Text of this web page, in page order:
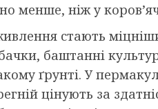
менше, ніж у
стають
баштанні
ґрунті. У
цінують за